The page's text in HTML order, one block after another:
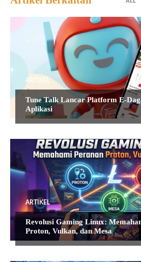
ARTIKEL
Tune Talk Lancar Platform E-
Aplikasi
ARTIKEL
Revolusi Gaming Linux:
Proton, Vulkan, dan Mesa